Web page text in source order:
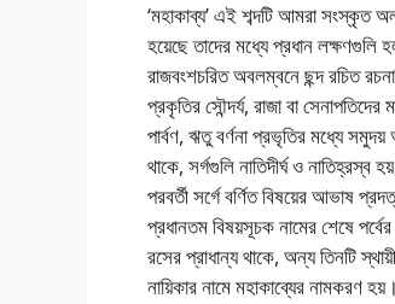
‘মহাকাব্য’ এই শব্দটি আমরা সংস্কৃত
হয়েছে তাদের মধ্যে প্রধান লক্ষণগুলি
রাজবংশচরিত অবলম্বনে ছন্দ রচিত
প্রকৃতির সৌন্দর্য, রাজা বা
পার্বণ, ঋতু বর্ণনা প্রভৃতির মধ্যে
থাকে, সর্গগুলি নাতিদীর্ঘ ও নাতিহ্রস্ব
পরবর্তী সর্গে বর্ণিত বিষয়ের আভাষ
প্রধানতম বিষয়সূচক নামের শেষে
রসের প্রাধান্য থাকে, অন্য তিনটি
নায়িকার নামে মহাকাব্যের নামকরণ হয়।